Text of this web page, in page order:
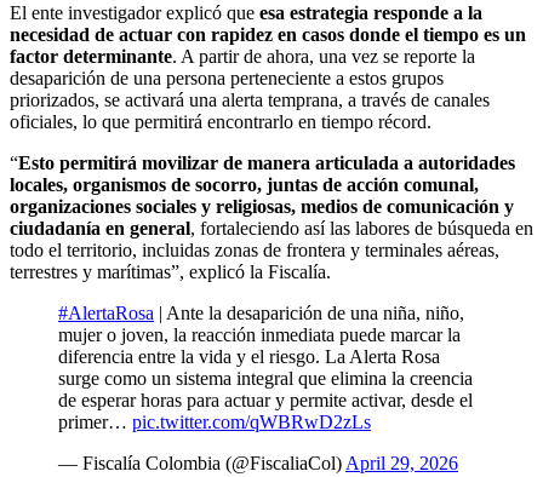
El ente investigador explicó que esa estrategia responde a la
necesidad de actuar con rapidez en casos donde el tiempo es un
factor determinante. A partir de ahora, una vez se reporte la
desaparición de una persona perteneciente a estos grupos
priorizados, se activará una alerta temprana, a través de canales
oficiales, lo que permitirá encontrarlo en tiempo récord.
“Esto permitirá movilizar de manera articulada a autoridades
locales, organismos de socorro, juntas de acción comunal,
organizaciones sociales y religiosas, medios de comunicación y
ciudadanía en general, fortaleciendo así las labores de búsqueda en
todo el territorio, incluidas zonas de frontera y terminales aéreas,
terrestres y marítimas”, explicó la Fiscalía.
#AlertaRosa | Ante la desaparición de una niña, niño,
mujer o joven, la reacción inmediata puede marcar la
diferencia entre la vida y el riesgo. La Alerta Rosa
surge como un sistema integral que elimina la creencia
de esperar horas para actuar y permite activar, desde el
primer… pic.twitter.com/qWBRwD2zLs
— Fiscalía Colombia (@FiscaliaCol) April 29, 2026